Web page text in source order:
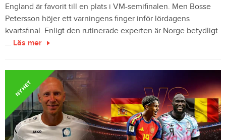
England är favorit till en plats i VM-semifinalen. Men Bosse
Petersson höjer ett varningens finger inför lördagens
kvartsfinal. Enligt den rutinerade experten är Norge betydligt
... Läs mer
NYHET